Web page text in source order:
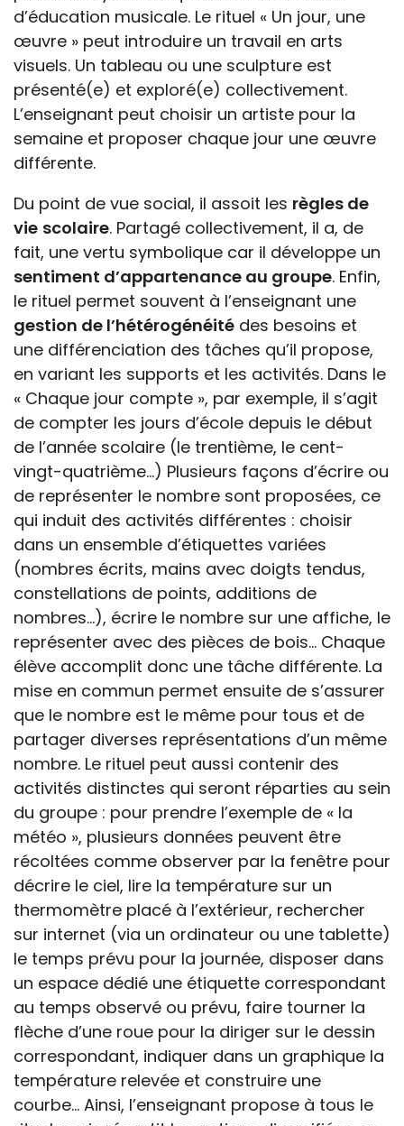
d’éducation musicale. Le rituel « Un jour, une
œuvre » peut introduire un travail en arts
visuels. Un tableau ou une sculpture est
présenté(e) et exploré(e) collectivement.
L’enseignant peut choisir un artiste pour la
semaine et proposer chaque jour une œuvre
différente.
Du point de vue social, il assoit les règles de
vie scolaire. Partagé collectivement, il a, de
fait, une vertu symbolique car il développe un
sentiment d’appartenance au groupe. Enfin,
le rituel permet souvent à l’enseignant une
gestion de l’hétérogénéité des besoins et
une différenciation des tâches qu’il propose,
en variant les supports et les activités. Dans le
« Chaque jour compte », par exemple, il s’agit
de compter les jours d’école depuis le début
de l’année scolaire (le trentième, le cent-
vingt-quatrième...) Plusieurs façons d’écrire ou
de représenter le nombre sont proposées, ce
qui induit des activités différentes : choisir
dans un ensemble d’étiquettes variées
(nombres écrits, mains avec doigts tendus,
constellations de points, additions de
nombres…), écrire le nombre sur une affiche, le
représenter avec des pièces de bois… Chaque
élève accomplit donc une tâche différente. La
mise en commun permet ensuite de s’assurer
que le nombre est le même pour tous et de
partager diverses représentations d’un même
nombre. Le rituel peut aussi contenir des
activités distinctes qui seront réparties au sein
du groupe : pour prendre l’exemple de « la
météo », plusieurs données peuvent être
récoltées comme observer par la fenêtre pour
décrire le ciel, lire la température sur un
thermomètre placé à l’extérieur, rechercher
sur internet (via un ordinateur ou une tablette)
le temps prévu pour la journée, disposer dans
un espace dédié une étiquette correspondant
au temps observé ou prévu, faire tourner la
flèche d’une roue pour la diriger sur le dessin
correspondant, indiquer dans un graphique la
température relevée et construire une
courbe… Ainsi, l’enseignant propose à tous le